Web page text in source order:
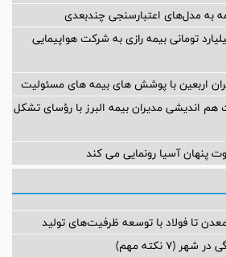
به مدل‌های اعتبارسنجی چندبعدی
خسارت ۵۰۰ میلیارد تومانی بیمه رازی به شرکت هواپیمایی
اربعین با پوشش های بیمه های مسئولیت
اندیشی مدیران بیمه البرز با رؤسای تشکل
پنهان آسیا رونمایی می کند
تا فولاد با توسعه ظرفیت‌های تولید
(۷ نکته مهم)